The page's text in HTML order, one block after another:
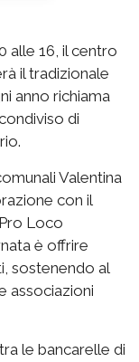
alle 16, il centro
il tradizionale
anno richiama
di
Valentina
con il
Loco
è offrire
sostenendo al
associazioni
le bancarelle di